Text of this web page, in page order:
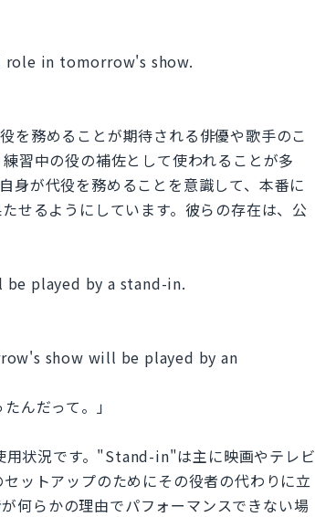
in tomorrow's show.
務めることが期待される俳優や歌手のこ
習中の役の補佐として使われることが多
身が代役を務めることを意識して、本番に
せるようにしています。彼らの存在は、公
played by a stand-in.
show will be played by an
んだって。」
状況です。"Stand-in"は主に映画やテレビ
ットアップのためにその役者の代わりに立
らかの理由でパフォーマンスできない場